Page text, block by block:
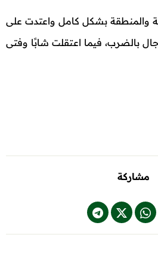
والمنطقة بشكل كامل واعتدت على
بالضرب، فيما اعتقلت شابًا وفتى
مشاركة